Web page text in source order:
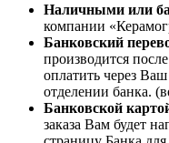
Наличными или
компании
Банковский
производится
оплатить через
отделении банка.
Банковской
заказа Вам будет